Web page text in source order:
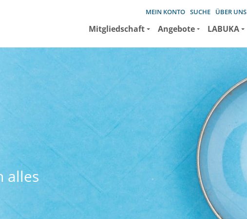
MEIN KONTO SUCHE ÜBER UNS
Mitgliedschaft Angebote LABUKA
alles